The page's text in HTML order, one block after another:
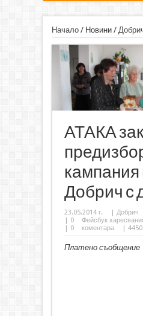
Начало/ Новини/
АТАКА
кампания
Добрич с
23.05.2014 г. | Добрич
| 0
Фейсбук
| 0 коментара | 4450
Платено съобщение